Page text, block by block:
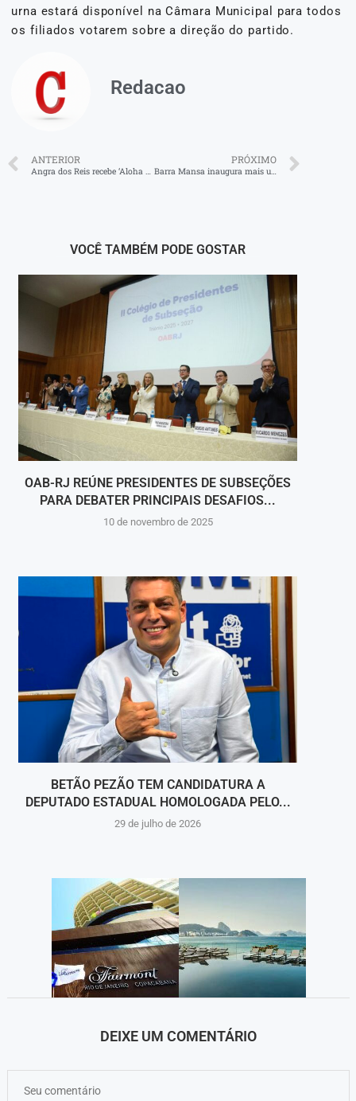
urna estará disponível na Câmara Municipal para todos
os filiados votarem sobre a direção do partido.
Redacao
ANTERIOR
Angra dos Reis recebe ‘Aloha Spirit’ no mês de junho
PRÓXIMO
Barra Mansa inaugura mais uma Unidade Básica de Saúde da Família
VOCÊ TAMBÉM PODE GOSTAR
OAB-RJ REÚNE PRESIDENTES DE SUBSEÇÕES
PARA DEBATER PRINCIPAIS DESAFIOS...
10 de novembro de 2025
BETÃO PEZÃO TEM CANDIDATURA A
DEPUTADO ESTADUAL HOMOLOGADA PELO...
29 de julho de 2026
DEIXE UM COMENTÁRIO